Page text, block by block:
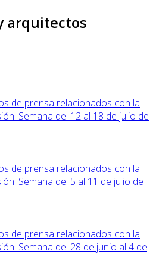
arquitectos
de prensa relacionados con la
Semana del 12 al 18 de julio de
de prensa relacionados con la
Semana del 5 al 11 de julio de
de prensa relacionados con la
Semana del 28 de junio al 4 de